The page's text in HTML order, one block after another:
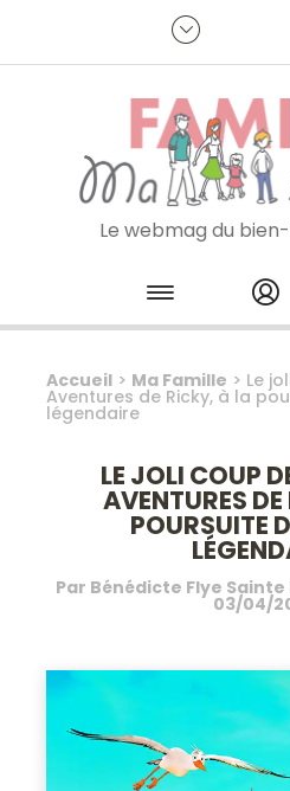
Je m'inscris à la
Le webmag du
Skip to
Accueil > Ma Famille > Le
Aventures de Ricky, à la
légendaire
LE JOLI COUP
AVENTURES
POURSUITE
Par Bénédicte Flye Sainte
03/04/
Panneau de gestion des cookies